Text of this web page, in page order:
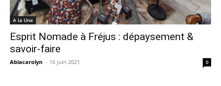
A la Une
Esprit Nomade à Fréjus : dépaysement &
savoir-faire
Ablacarolyn - 16 juin 2021 0